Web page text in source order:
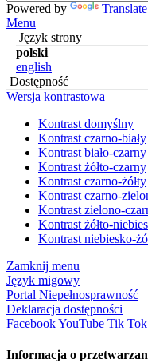
Powered by
Translate
Menu
Język strony
polski
english
Dostępność
Wersja kontrastowa
Kontrast domyślny
Kontrast czarno-biały
Kontrast biało-czarny
Kontrast żółto-czarny
Kontrast czarno-żółty
Kontrast czarno-
Kontrast zielono-
Kontrast żółto-
Kontrast niebiesko-
Zamknij menu
Język migowy
Portal Niepełnosprawność
Deklaracja dostępności
FacebookYouTube Tik Tok
Informacja o